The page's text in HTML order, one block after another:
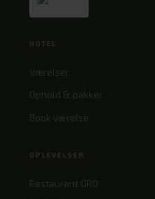
HOTEL
Værelser
Ophold & pakker
Book værelse
OPLEVELSER
Restaurant GRO